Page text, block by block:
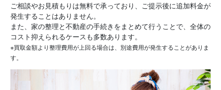
ご相談やお見積もりは無料で承っており、ご提示後に追加料金が
発生することはありません。
また、家の整理と不動産の手続きをまとめて行うことで、全体の
コスト抑えられるケースも多数あります。
※買取金額より整理費用が上回る場合は、別途費用が発生することがありま
す。